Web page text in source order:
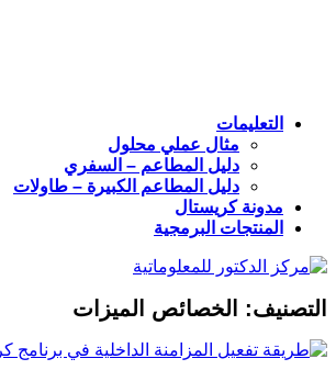
التعليمات
مثال عملي محلول
دليل المطاعم – السفري
دليل المطاعم الكبيرة – طاولات
مدونة كريستال
المنتجات البرمجية
التصنيف: الخصائص الميزات